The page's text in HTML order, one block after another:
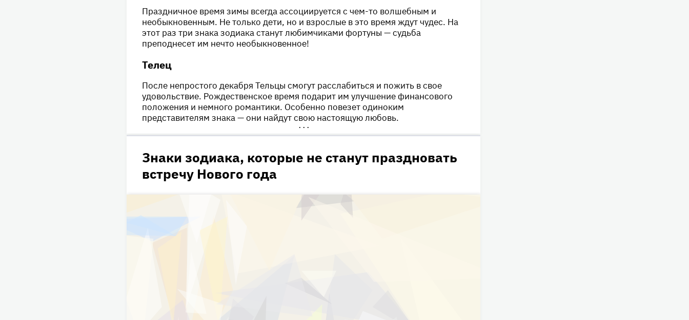
Праздничное время зимы всегда ассоциируется с чем-то волшебным и
необыкновенным. Не только дети, но и взрослые в это время ждут чудес. На
этот раз три знака зодиака станут любимчиками фортуны — судьба
преподнесет им нечто необыкновенное!
Телец
После непростого декабря Тельцы смогут расслабиться и пожить в свое
удовольствие. Рождественское время подарит им улучшение финансового
положения и немного романтики. Особенно повезет одиноким
представителям знака — они найдут свою настоящую любовь.
•••
Знаки зодиака, которые не станут праздновать
встречу Нового года